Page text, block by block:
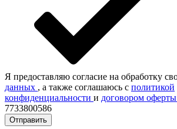
Я предоставляю согласие на обработку
данных , а также соглашаюсь с политикой
конфиденциальности и договором оферты
7733800586
Отправить